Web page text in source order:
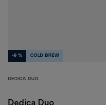
-9 % COLD BREW
DEDICA DUO